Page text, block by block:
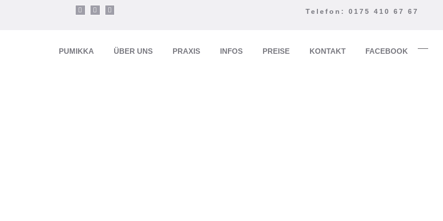
Telefon: 0175 410 67 67
PUMIKKA ÜBER UNS PRAXIS INFOS PREISE KONTAKT FACEBOOK